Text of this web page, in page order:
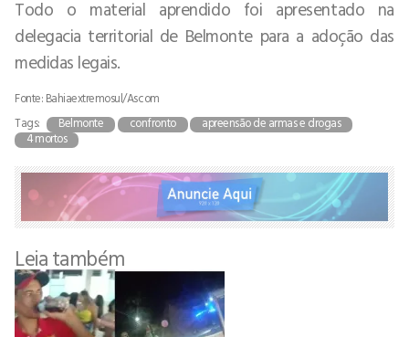
Todo o material aprendido foi apresentado na
delegacia territorial de Belmonte para a adoção das
medidas legais.
Fonte: Bahiaextremosul/Ascom
Tags:
Belmonte confronto
apreensão de armas e drogas
4 mortos
Leia também